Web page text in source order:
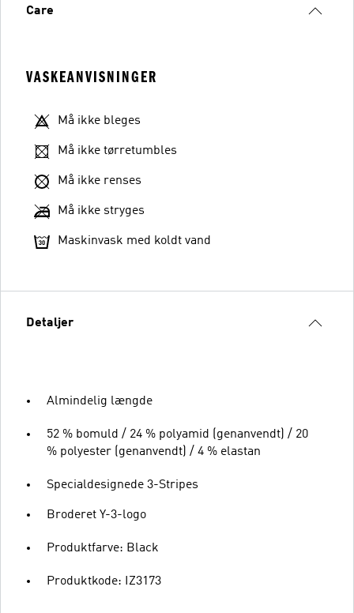
Care
VASKEANVISNINGER
Må ikke bleges
Må ikke tørretumbles
Må ikke renses
Må ikke stryges
Maskinvask med koldt vand
Detaljer
Almindelig længde
52 % bomuld / 24 % polyamid (genanvendt) / 20
% polyester (genanvendt) / 4 % elastan
Specialdesignede 3-Stripes
Broderet Y-3-logo
Produktfarve: Black
Produktkode: IZ3173